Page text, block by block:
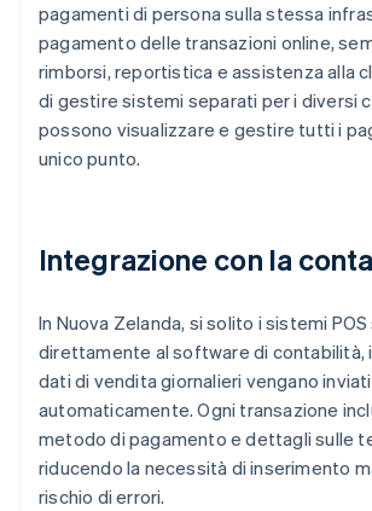
pagamenti di persona sulla stessa
pagamento delle transazioni online,
rimborsi, reportistica e assistenza alla
di gestire sistemi separati per i diversi
possono visualizzare e gestire tutti i
unico punto.
Integrazione con la
In Nuova Zelanda, si solito i sistemi
direttamente al software di contabilità,
dati di vendita giornalieri vengano inviati
automaticamente. Ogni transazione
metodo di pagamento e dettagli sulle
riducendo la necessità di inserimento
rischio di errori.